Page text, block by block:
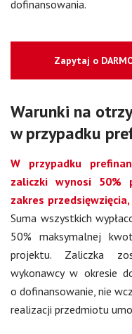
dofinansowania.
Zapytaj o
Warunki na
w przypadku
W przypadku
zaliczki wynosi 50%
zakres
Suma wszystkich
50% maksymalnej
projektu. Zaliczka
wykonawcy w okresie
o dofinansowanie, nie
realizacji przedmiotu